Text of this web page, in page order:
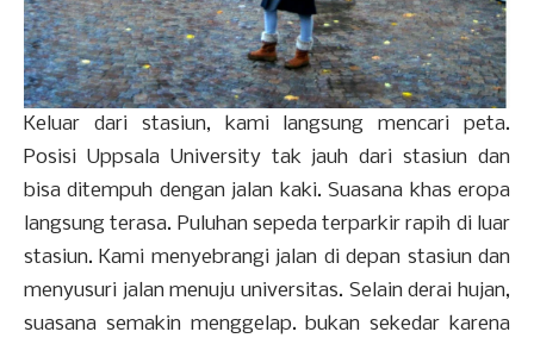
Keluar dari stasiun, kami langsung mencari peta.
Posisi Uppsala University tak jauh dari stasiun dan
bisa ditempuh dengan jalan kaki. Suasana khas eropa
langsung terasa. Puluhan sepeda terparkir rapih di luar
stasiun. Kami menyebrangi jalan di depan stasiun dan
menyusuri jalan menuju universitas. Selain derai hujan,
suasana semakin menggelap. bukan sekedar karena